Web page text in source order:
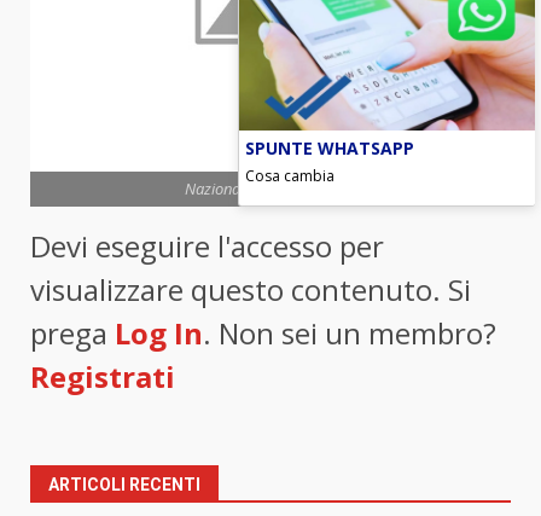
Nazionale itliana di rugby
Devi eseguire l'accesso per
visualizzare questo contenuto. Si
prega Log In. Non sei un membro?
Registrati
ARTICOLI RECENTI
SPUNTE WHATSAPP
Cosa cambia